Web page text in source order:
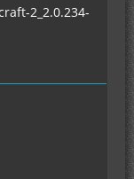
2_2.0.234-